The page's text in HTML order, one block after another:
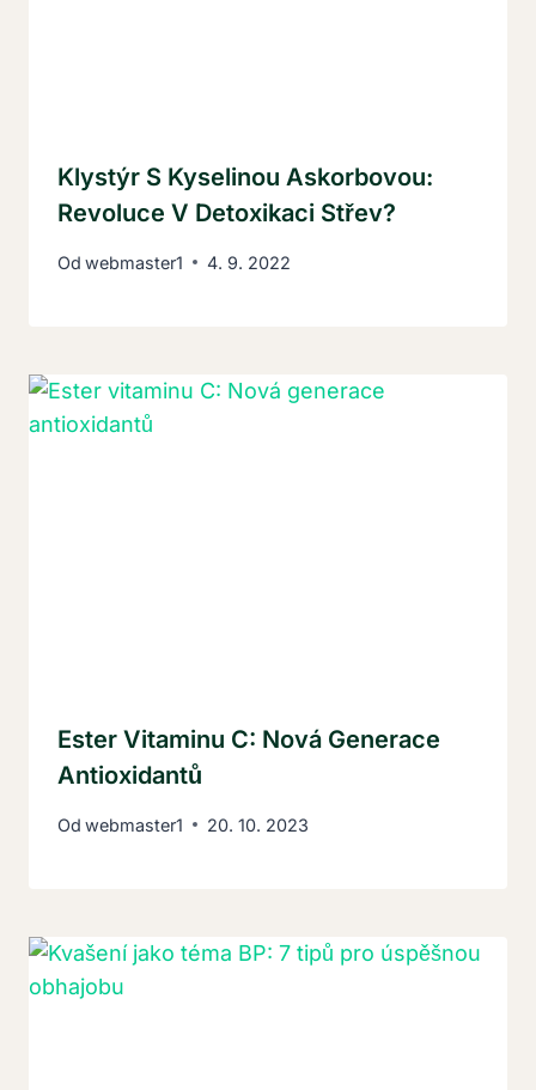
Klystýr S Kyselinou Askorbovou:
Revoluce V Detoxikaci Střev?
Od webmaster1 4. 9. 2022
Ester Vitaminu C: Nová Generace
Antioxidantů
Od webmaster1 20. 10. 2023